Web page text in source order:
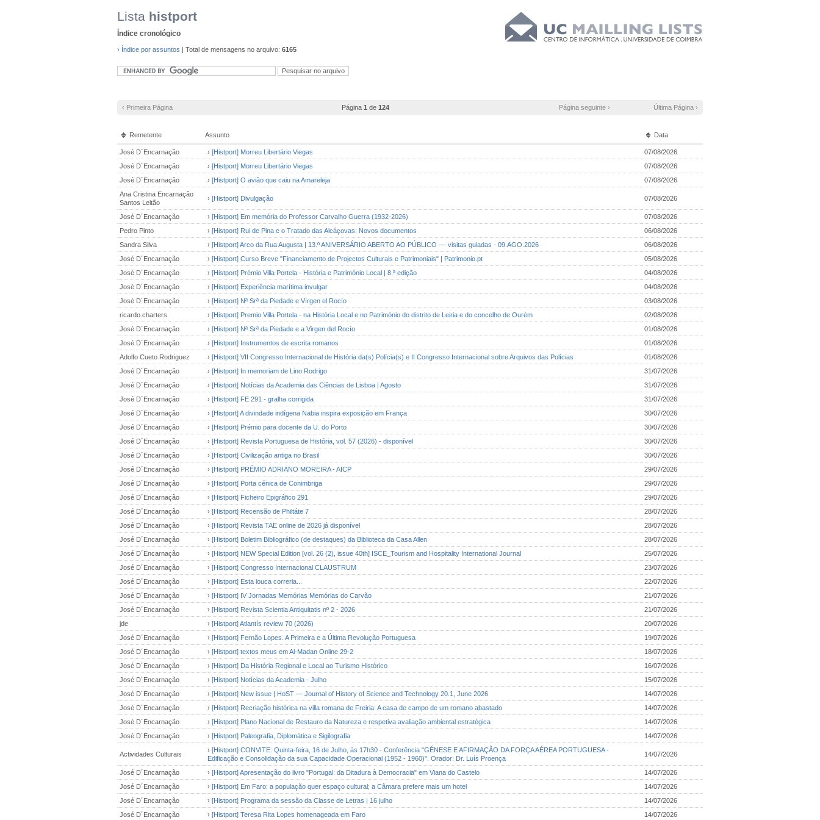
Lista histport
Índice cronológico
› Índice por assuntos | Total de mensagens no arquivo: 6165
‹ Primeira Página Página 1 de 124 Página seguinte › Última Página ›
Remetente Assunto Data
José D´Encarnação › [Histport] Morreu Libertário Viegas
07/08/2026
José D´Encarnação
› [Histport] Morreu Libertário Viegas
07/08/2026
José D´Encarnação
› [Histport] O avião que caiu na Amareleja
07/08/2026
Ana Cristina Encarnação
Santos Leitão
› [Histport] Divulgação 07/08/2026
José D´Encarnação › [Histport] Em memória do Professor Carvalho Guerra (1932-2026)
07/08/2026
Pedro Pinto
› [Histport] Rui de Pina e o Tratado das Alcáçovas: Novos documentos
06/08/2026
Sandra Silva
› [Histport] Arco da Rua Augusta | 13.º ANIVERSÁRIO ABERTO AO PÚBLICO --- visitas guiadas - 09.AGO.2026
06/08/2026
José D´Encarnação
› [Histport] Curso Breve "Financiamento de Projectos Culturais e Patrimoniais" | Patrimonio.pt
05/08/2026
José D´Encarnação
› [Histport] Prémio Villa Portela - História e Património Local | 8.ª edição
04/08/2026
José D´Encarnação
› [Histport] Experiência marítima invulgar
04/08/2026
José D´Encarnação
› [Histport] Nª Srª da Piedade e Vírgen el Rocío
03/08/2026
ricardo.charters
› [Histport] Premio Villa Portela - na História Local e no Património do distrito de Leiria e do concelho de Ourém
02/08/2026
José D´Encarnação
› [Histport] Nª Srª da Piedade e a Virgen del Rocío
01/08/2026
José D´Encarnação
› [Histport] Instrumentos de escrita romanos
01/08/2026
Adolfo Cueto Rodriguez
› [Histport] VII Congresso Internacional de História da(s) Polícia(s) e II Congresso Internacional sobre Arquivos das Polícias
01/08/2026
José D´Encarnação
› [Histport] In memoriam de Lino Rodrigo
31/07/2026
José D´Encarnação
› [Histport] Notícias da Academia das Ciências de Lisboa | Agosto
31/07/2026
José D´Encarnação
› [Histport] FE 291 - gralha corrigida
31/07/2026
José D´Encarnação
› [Histport] A divindade indígena Nabia inspira exposição em França
30/07/2026
José D´Encarnação
› [Histport] Prémio para docente da U. do Porto
30/07/2026
José D´Encarnação
› [Histport] Revista Portuguesa de História, vol. 57 (2026) - disponível
30/07/2026
José D´Encarnação
› [Histport] Civilização antiga no Brasil
30/07/2026
José D´Encarnação
› [Histport] PRÉMIO ADRIANO MOREIRA - AICP
29/07/2026
José D´Encarnação
› [Histport] Porta cénica de Conimbriga
29/07/2026
José D´Encarnação
› [Histport] Ficheiro Epigráfico 291
29/07/2026
José D´Encarnação
› [Histport] Recensão de Philtáte 7
28/07/2026
José D´Encarnação
› [Histport] Revista TAE online de 2026 já disponível
28/07/2026
José D´Encarnação
› [Histport] Boletim Bibliográfico (de destaques) da Biblioteca da Casa Allen
28/07/2026
José D´Encarnação
› [Histport] NEW Special Edition [vol. 26 (2), issue 40th] ISCE_Tourism and Hospitality International Journal
25/07/2026
José D´Encarnação
› [Histport] Congresso Internacional CLAUSTRUM
23/07/2026
José D´Encarnação
› [Histport] Esta louca correria...
22/07/2026
José D´Encarnação
› [Histport] IV Jornadas Memórias Memórias do Carvão
21/07/2026
José D´Encarnação
› [Histport] Revista Scientia Antiquitatis nº 2 - 2026
21/07/2026
jde
› [Histport] Atlantís review 70 (2026)
20/07/2026
José D´Encarnação
› [Histport] Fernão Lopes. A Primeira e a Última Revolução Portuguesa
19/07/2026
José D´Encarnação
› [Histport] textos meus em Al-Madan Online 29-2
18/07/2026
José D´Encarnação
› [Histport] Da História Regional e Local ao Turismo Histórico
16/07/2026
José D´Encarnação
› [Histport] Notícias da Academia - Julho
15/07/2026
José D´Encarnação
› [Histport] New issue | HoST — Journal of History of Science and Technology 20.1, June 2026
14/07/2026
José D´Encarnação
› [Histport] Recriação histórica na villa romana de Freiria: A casa de campo de um romano abastado
14/07/2026
José D´Encarnação
› [Histport] Plano Nacional de Restauro da Natureza e respetiva avaliação ambiental estratégica
14/07/2026
José D´Encarnação
› [Histport] Paleografia, Diplomática e Sigilografia 14/07/2026
Actividades Culturais
› [Histport] CONVITE: Quinta-feira, 16 de Julho, às 17h30 - Conferência "GÉNESE E AFIRMAÇÃO DA FORÇA AÉREA PORTUGUESA -
Edificação e Consolidação da sua Capacidade Operacional (1952 - 1960)". Orador: Dr. Luís Proença
14/07/2026
José D´Encarnação › [Histport] Apresentação do livro "Portugal: da Ditadura à Democracia" em Viana do Castelo
14/07/2026
José D´Encarnação
› [Histport] Em Faro: a população quer espaço cultural; a Câmara prefere mais um hotel
14/07/2026
José D´Encarnação
› [Histport] Programa da sessão da Classe de Letras | 16 julho
14/07/2026
José D´Encarnação
› [Histport] Teresa Rita Lopes homenageada em Faro 14/07/2026